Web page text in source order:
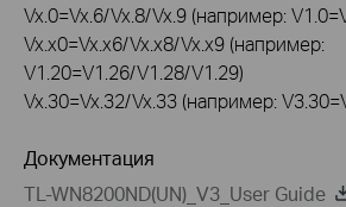
Vx.0=Vx.6/Vx.8/Vx.9 (например:
Vx.x0=Vx.x6/Vx.x8/Vx.x9 (например:
V1.20=V1.26/V1.28/V1.29)
Vx.30=Vx.32/Vx.33 (например:
Документация
TL-WN8200ND(UN)_V3_User Guide